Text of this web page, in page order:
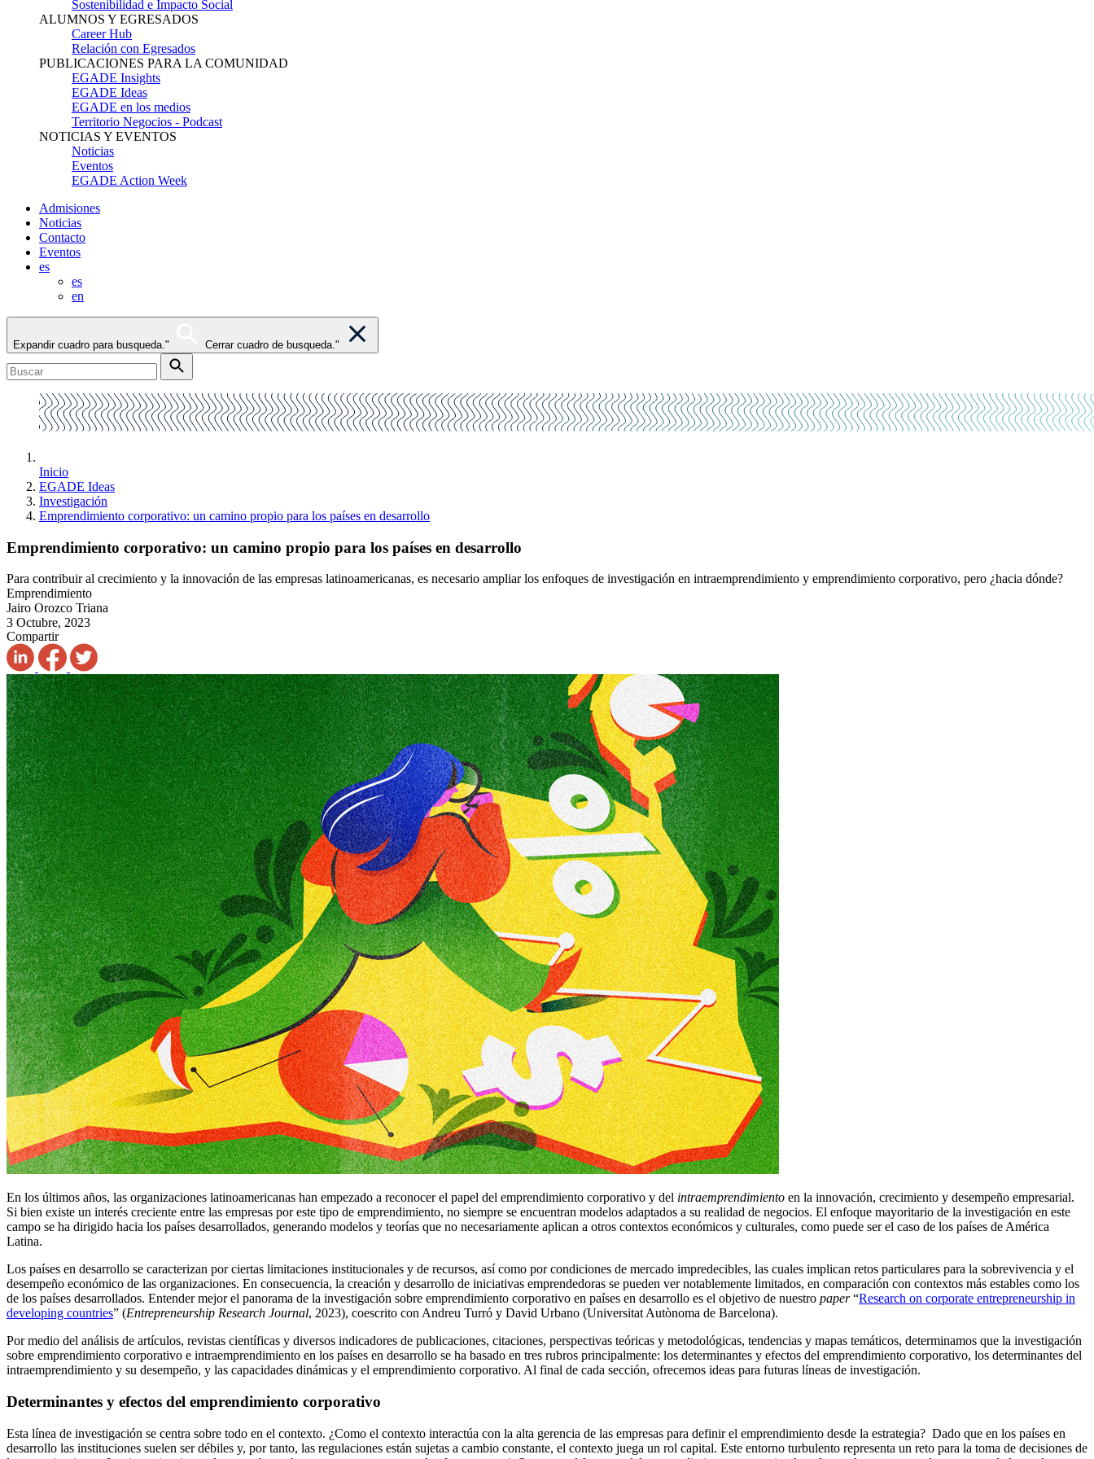
Sostenibilidad e Impacto Social
ALUMNOS Y EGRESADOS
Career Hub
Relación con Egresados
PUBLICACIONES PARA LA COMUNIDAD
EGADE Insights
EGADE Ideas
EGADE en los medios
Territorio Negocios - Podcast
NOTICIAS Y EVENTOS
Noticias
Eventos
EGADE Action Week
Admisiones
Noticias
Contacto
Eventos
es
es
en
Expandir cuadro para busqueda." Cerrar cuadro de busqueda."
Inicio
EGADE Ideas
Investigación
Emprendimiento corporativo: un camino propio para los países en desarrollo
Emprendimiento corporativo: un camino propio para los países en desarrollo
Para contribuir al crecimiento y la innovación de las empresas latinoamericanas, es necesario ampliar los enfoques de investigación en intraemprendimiento y emprendimiento corporativo, pero ¿hacia dónde?
Emprendimiento
Jairo Orozco Triana
3 Octubre, 2023
Compartir
En los últimos años, las organizaciones latinoamericanas han empezado a reconocer el papel del emprendimiento corporativo y del intraemprendimiento en la innovación, crecimiento y desempeño empresarial.
Si bien existe un interés creciente entre las empresas por este tipo de emprendimiento, no siempre se encuentran modelos adaptados a su realidad de negocios. El enfoque mayoritario de la investigación en este
campo se ha dirigido hacia los países desarrollados, generando modelos y teorías que no necesariamente aplican a otros contextos económicos y culturales, como puede ser el caso de los países de América
Latina.
Los países en desarrollo se caracterizan por ciertas limitaciones institucionales y de recursos, así como por condiciones de mercado impredecibles, las cuales implican retos particulares para la sobrevivencia y el
desempeño económico de las organizaciones. En consecuencia, la creación y desarrollo de iniciativas emprendedoras se pueden ver notablemente limitados, en comparación con contextos más estables como los
de los países desarrollados. Entender mejor el panorama de la investigación sobre emprendimiento corporativo en países en desarrollo es el objetivo de nuestro paper“Research on corporate entrepreneurship in
developing countries” (Entrepreneurship Research Journal, 2023), coescrito con Andreu Turró y David Urbano (Universitat Autònoma de Barcelona).
Por medio del análisis de artículos, revistas científicas y diversos indicadores de publicaciones, citaciones, perspectivas teóricas y metodológicas, tendencias y mapas temáticos, determinamos que la investigación
sobre emprendimiento corporativo e intraemprendimiento en los países en desarrollo se ha basado en tres rubros principalmente: los determinantes y efectos del emprendimiento corporativo, los determinantes del
intraemprendimiento y su desempeño, y las capacidades dinámicas y el emprendimiento corporativo. Al final de cada sección, ofrecemos ideas para futuras líneas de investigación.
Determinantes y efectos del emprendimiento corporativo
Esta línea de investigación se centra sobre todo en el contexto. ¿Como el contexto interactúa con la alta gerencia de las empresas para definir el emprendimiento desde la estrategia? Dado que en los países en
desarrollo las instituciones suelen ser débiles y, por tanto, las regulaciones están sujetas a cambio constante, el contexto juega un rol capital. Este entorno turbulento representa un reto para la toma de decisiones de